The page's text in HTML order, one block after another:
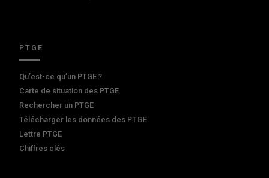
PTGE
Qu’est-ce qu’un PTGE ?
Carte de situation des PTGE
Rechercher un PTGE
Télécharger les données des PTGE
Lettre PTGE
Chiffres clés